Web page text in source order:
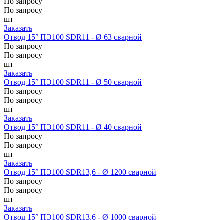
По запросу
шт
Заказать
Отвод 15° ПЭ100 SDR11 - Ø 63 сварной
По запросу
По запросу
шт
Заказать
Отвод 15° ПЭ100 SDR11 - Ø 50 сварной
По запросу
По запросу
шт
Заказать
Отвод 15° ПЭ100 SDR11 - Ø 40 сварной
По запросу
По запросу
шт
Заказать
Отвод 15° ПЭ100 SDR13,6 - Ø 1200 сварной
По запросу
По запросу
шт
Заказать
Отвод 15° ПЭ100 SDR13,6 - Ø 1000 сварной